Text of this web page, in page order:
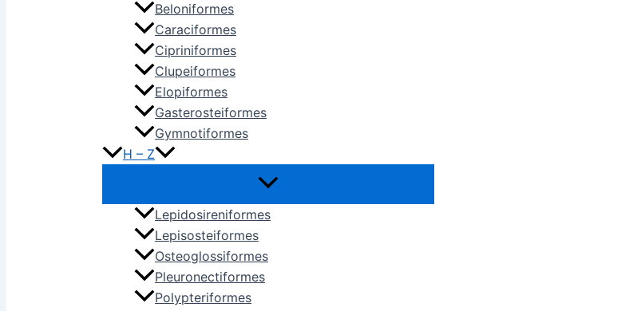
Beloniformes
Caraciformes
Cipriniformes
Clupeiformes
Elopiformes
Gasterosteiformes
Gymnotiformes
H – Z
Lepidosireniformes
Lepisosteiformes
Osteoglossiformes
Pleuronectiformes
Polypteriformes